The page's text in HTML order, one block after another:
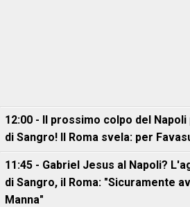
12:00 - Il prossimo colpo del
di Sangro! Il Roma svela: per
11:45 - Gabriel Jesus al Napoli?
di Sangro, il Roma: "Sicuramente
Manna"